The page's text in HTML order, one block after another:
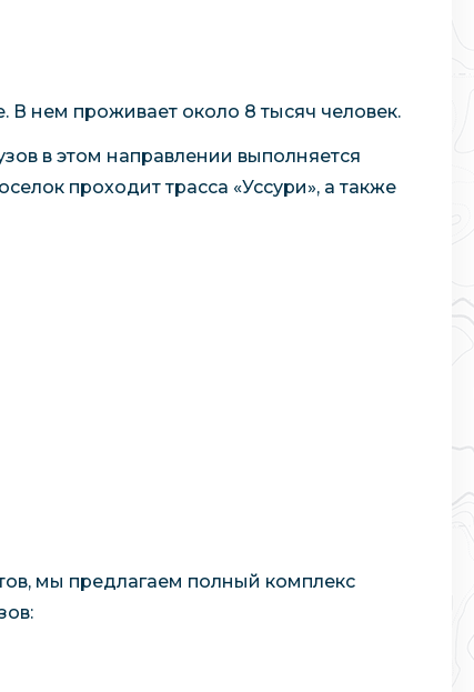
В нем проживает около 8 тысяч человек.
в этом направлении выполняется
проходит трасса «Уссури», а также
мы предлагаем полный комплекс